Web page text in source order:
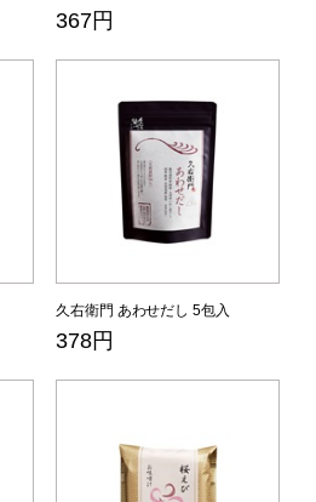
367円
久右衛門 あわせだし 5包入
378円